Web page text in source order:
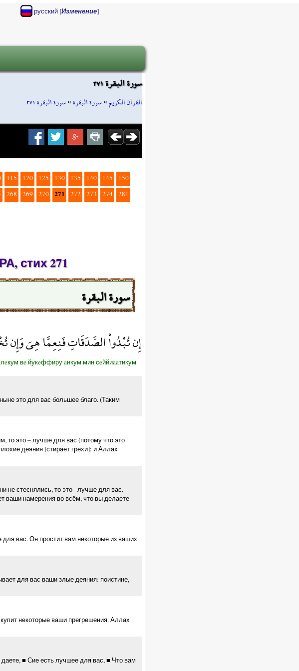
русский[Изменение]
سورة البقرة ٢٧١
القرآن الكريم»سورة البقرة»سورة البقرة ٢٧١
115 120 125 130 135 140 145
150
268 269 270 271 272 273 274
281
стих 271
سورة البقرة
إِن تُبْدُواْ الصَّدَقَاتِ فَنِعِمَّا هِيَ وَإِن
вe йукeффиру aнкум мин сeййиaaтикум
это для вас большее благо. (Таким
то это – лучше для вас (потому что это
деяния [стирает грехи]: и Аллах
не стеснялись, то это - лучше для вас.
ваши намерения во всём, что вы делаете
вас. Он простит вам некоторые из ваших
для вас ваши злые деяния: поистине,
некоторые ваши прегрешения. Аллах
■ Сие есть лучшее для вас, ■ Что вам